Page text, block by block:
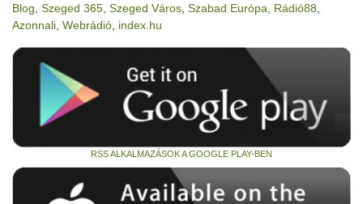
Blog Szeged 365 Szeged Város Szabad Európa Rádió88
Azonnali Webrádió index.hu
RSS ALKALMAZÁSOK A GOOGLE PLAY-BEN